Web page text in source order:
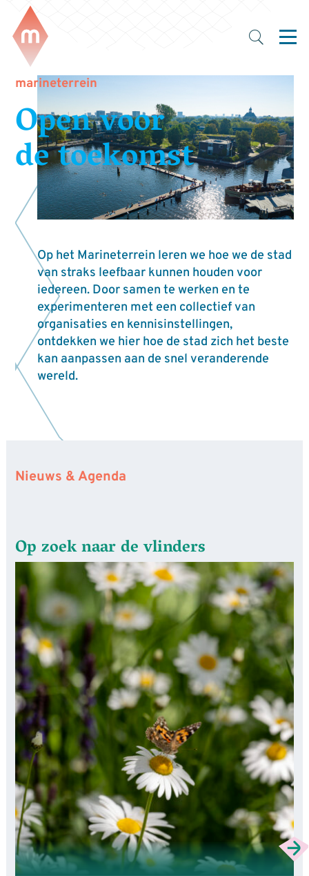
marineterrein
Open voor
de toekomst
Op het Marineterrein leren we hoe we de stad
van straks leefbaar kunnen houden voor
iedereen. Door samen te werken en te
experimenteren met een collectief van
organisaties en kennisinstellingen,
ontdekken we hier hoe de stad zich het beste
kan aanpassen aan de snel veranderende
wereld.
Nieuws & Agenda
Op zoek naar de vlinders